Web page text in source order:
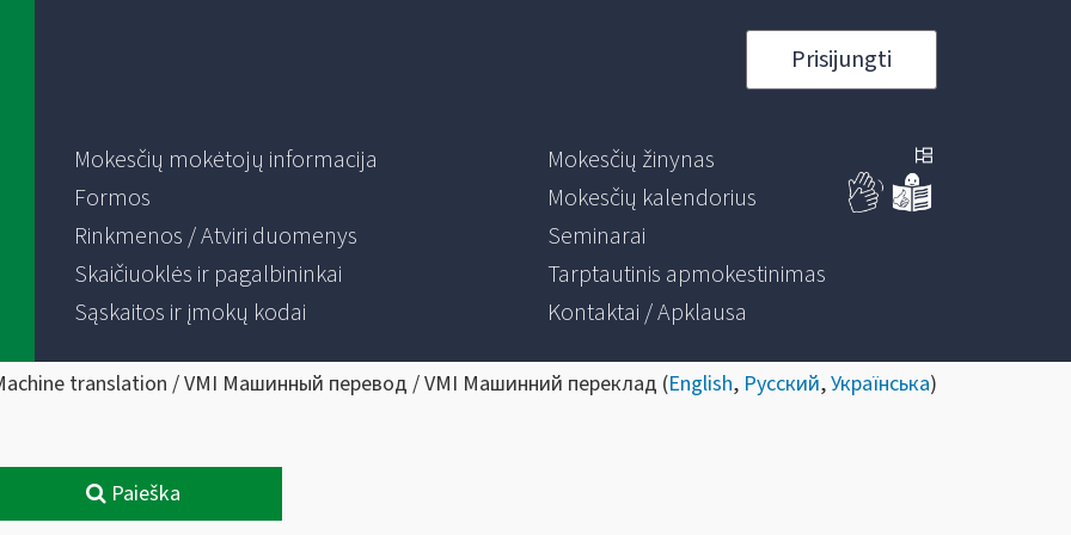
Prisijungti
Mokesčių mokėtojų informacija
Formos
Rinkmenos / Atviri duomenys
Skaičiuoklės ir pagalbininkai
Sąskaitos ir įmokų kodai
Mokesčių žinynas
Mokesčių kalendorius
Seminarai
Tarptautinis apmokestinimas
Kontaktai / Apklausa
translation / VMI Машинный перевод / VMI Машинний переклад (English, Русский,Українська)
Paieška